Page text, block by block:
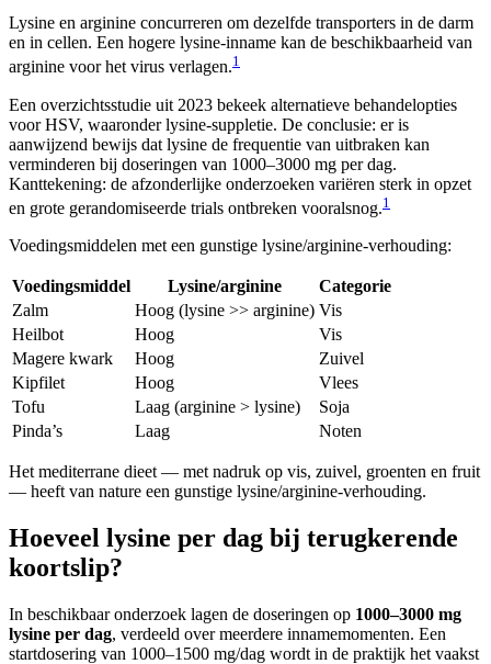
Lysine en arginine concurreren om dezelfde transporters in de darm
en in cellen. Een hogere lysine-inname kan de beschikbaarheid van
arginine voor het virus verlagen.1
Een overzichtsstudie uit 2023 bekeek alternatieve behandelopties
voor HSV, waaronder lysine-suppletie. De conclusie: er is
aanwijzend bewijs dat lysine de frequentie van uitbraken kan
verminderen bij doseringen van 1000–3000 mg per dag.
Kanttekening: de afzonderlijke onderzoeken variëren sterk in opzet
en grote gerandomiseerde trials ontbreken vooralsnog.1
Voedingsmiddelen met een gunstige lysine/arginine-verhouding:
Voedingsmiddel Lysine/arginine
Categorie
Zalm
Hoog (lysine >> arginine) Vis
Heilbot
Hoog
Vis
Magere kwark
Hoog
Zuivel
Kipfilet
Hoog
Vlees
Tofu
Laag (arginine > lysine)
Soja
Pinda’s
Laag Noten
Het mediterrane dieet — met nadruk op vis, zuivel, groenten en fruit
— heeft van nature een gunstige lysine/arginine-verhouding.
Hoeveel lysine per dag bij terugkerende
koortslip?
In beschikbaar onderzoek lagen de doseringen op 1000–3000 mg
lysine per dag, verdeeld over meerdere innamemomenten. Een
startdosering van 1000–1500 mg/dag wordt in de praktijk het vaakst